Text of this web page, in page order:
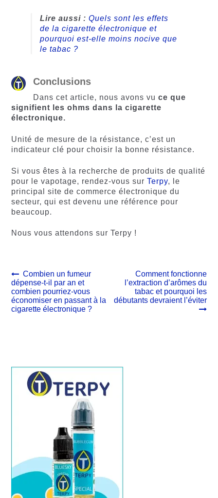
Lire aussi : Quels sont les effets
de la cigarette électronique et
pourquoi est-elle moins nocive que
le tabac ?
Conclusions
Dans cet article, nous avons vu ce que
signifient les ohms dans la cigarette
électronique.
Unité de mesure de la résistance, c’est un
indicateur clé pour choisir la bonne résistance.
Si vous êtes à la recherche de produits de qualité
pour le vapotage, rendez-vous sur Terpy, le
principal site de commerce électronique du
secteur, qui est devenu une référence pour
beaucoup.
Nous vous attendons sur Terpy !
Navigation
de
l’article
Article
précédent :
Combien un fumeur
dépense-t-il par an et
combien pourriez-vous
économiser en passant à la
cigarette électronique ?
Article
suivant :
Comment fonctionne
l’extraction d’arômes du
tabac et pourquoi les
débutants devraient l’éviter